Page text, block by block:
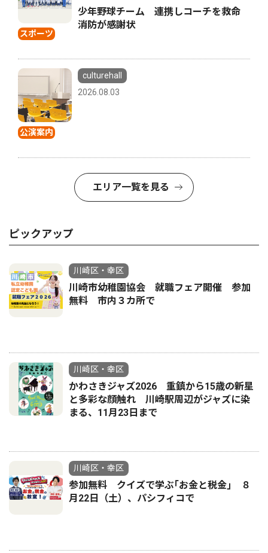
スポーツ
少年野球チーム 連携しコーチを救命
消防が感謝状
公演案内
culturehall
2026.08.03
エリア一覧を見る
ピックアップ
川崎区・幸区
川崎市幼稚園協会 就職フェア開催 参加
無料 市内３カ所で
川崎区・幸区
かわさきジャズ2026 重鎮から15歳の新星
と多彩な顔触れ 川崎駅周辺がジャズに染
まる、11月23日まで
川崎区・幸区
参加無料 クイズで学ぶ｢お金と税金｣ ８
月22日（土）、パシフィコで